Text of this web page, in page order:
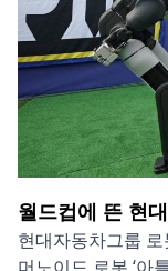
월드컵에 뜬 현
현대자동차그룹